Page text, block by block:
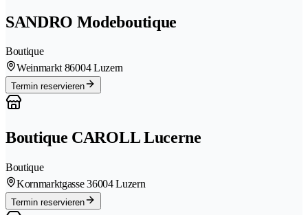
SANDRO Modeboutique
Boutique
Weinmarkt 86004 Luzern
Termin reservieren
Boutique CAROLL Lucerne
Boutique
Kornmarktgasse 36004 Luzern
Termin reservieren